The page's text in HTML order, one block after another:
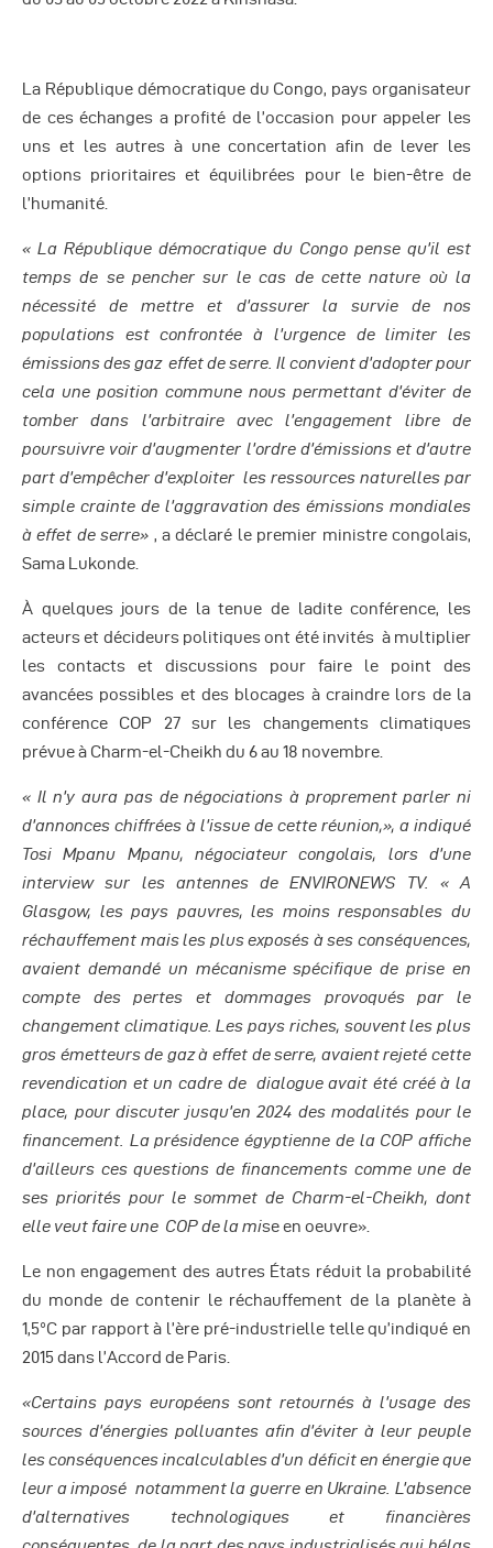
La République démocratique du Congo, pays organisateur
de ces échanges a profité de l’occasion pour appeler les
uns et les autres à une concertation afin de lever les
options prioritaires et équilibrées pour le bien-être de
l’humanité.
« La République démocratique du Congo pense qu’il est
temps de se pencher sur le cas de cette nature où la
nécessité de mettre et d’assurer la survie de nos
populations est confrontée à l’urgence de limiter les
émissions des gaz effet de serre. Il convient d’adopter pour
cela une position commune nous permettant d’éviter de
tomber dans l’arbitraire avec l’engagement libre de
poursuivre voir d’augmenter l’ordre d’émissions et d’autre
part d’empêcher d’exploiter les ressources naturelles par
simple crainte de l’aggravation des émissions mondiales
à effet de serre» , a déclaré le premier ministre congolais,
Sama Lukonde.
À quelques jours de la tenue de ladite conférence, les
acteurs et décideurs politiques ont été invités à multiplier
les contacts et discussions pour faire le point des
avancées possibles et des blocages à craindre lors de la
conférence COP 27 sur les changements climatiques
prévue à Charm-el-Cheikh du 6 au 18 novembre.
« Il n’y aura pas de négociations à proprement parler ni
d’annonces chiffrées à l’issue de cette réunion,», a indiqué
Tosi Mpanu Mpanu, négociateur congolais, lors d’une
interview sur les antennes de ENVIRONEWS TV. « A
Glasgow, les pays pauvres, les moins responsables du
réchauffement mais les plus exposés à ses conséquences,
avaient demandé un mécanisme spécifique de prise en
compte des pertes et dommages provoqués par le
changement climatique. Les pays riches, souvent les plus
gros émetteurs de gaz à effet de serre, avaient rejeté cette
revendication et un cadre de dialogue avait été créé à la
place, pour discuter jusqu’en 2024 des modalités pour le
financement. La présidence égyptienne de la COP affiche
d’ailleurs ces questions de financements comme une de
ses priorités pour le sommet de Charm-el-Cheikh, dont
elle veut faire une COP de la mise en oeuvre».
Le non engagement des autres États réduit la probabilité
du monde de contenir le réchauffement de la planète à
1,5°C par rapport à l’ère pré-industrielle telle qu’indiqué en
2015 dans l’Accord de Paris.
«Certains pays européens sont retournés à l’usage des
sources d’énergies polluantes afin d’éviter à leur peuple
les conséquences incalculables d’un déficit en énergie que
leur a imposé notamment la guerre en Ukraine. L’absence
d’alternatives technologiques et financières